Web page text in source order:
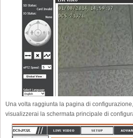
Una volta raggiunta la pagina di
visualizzerai la schermata principale di